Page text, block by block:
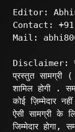
Editor:
Contact: +91
Mail:
Disclaimer:
प्रस्तुत सामग्री
शामिल होगी .
कोई ज़िम्मेदार
ऐसी सामग्री के
जिम्मेदार होगा,